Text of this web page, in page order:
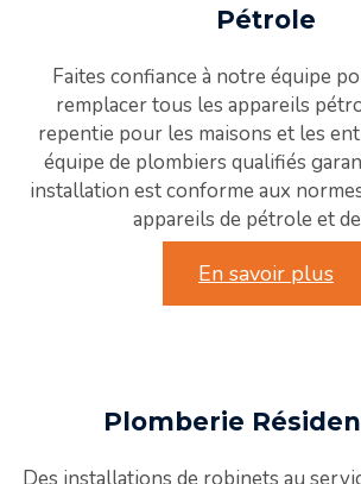
Pétrole
Faites confiance à notre équipe
remplacer tous les appareils
repentie pour les maisons et les
équipe de plombiers qualifiés
installation est conforme aux
appareils de pétrole et
En savoir plus
Plomberie